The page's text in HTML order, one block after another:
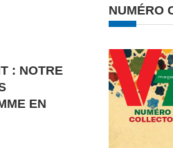
: NOTRE
EN
NUMÉRO